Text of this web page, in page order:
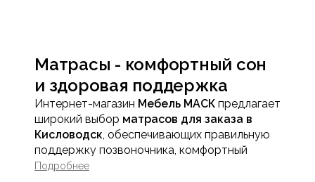
Матрасы - комфортный сон
и здоровая поддержка
Интернет-магазин Мебель МАСК предлагает
широкий выбор матрасов для заказа в
Кисловодск, обеспечивающих правильную
поддержку позвоночника, комфортный
отдых и гигиеничность спального места.
Подробнее